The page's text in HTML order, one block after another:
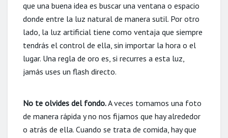
que una buena idea es buscar una ventana o espacio
donde entre la luz natural de manera sutil. Por otro
lado, la luz artificial tiene como ventaja que siempre
tendrás el control de ella, sin importar la hora o el
lugar. Una regla de oro es, si recurres a esta luz,
jamás uses un flash directo.
No te olvides del fondo.A veces tomamos una foto
de manera rápida y no nos fijamos que hay alrededor
o atrás de ella. Cuando se trata de comida, hay que